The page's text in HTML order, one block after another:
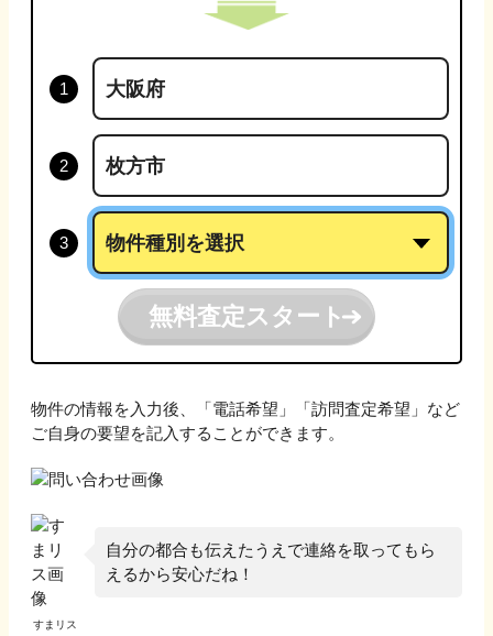
無料査定スタート
物件の情報を入力後、「電話希望」「訪問査定希望」など
ご自身の要望を記入することができます。
自分の都合も伝えたうえで連絡を取ってもら
えるから安心だね！